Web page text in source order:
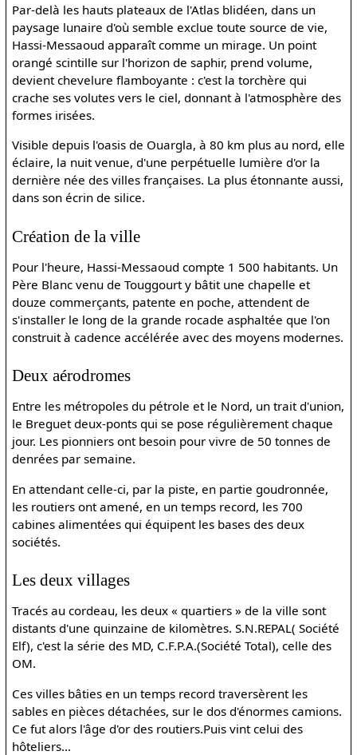
Par-delà les hauts plateaux de l'Atlas blidéen, dans un
paysage lunaire d'où semble exclue toute source de vie,
Hassi-Messaoud apparaît comme un mirage. Un point
orangé scintille sur l'horizon de saphir, prend volume,
devient chevelure flamboyante : c'est la torchère qui
crache ses volutes vers le ciel, donnant à l'atmosphère des
formes irisées.
Visible depuis l'oasis de Ouargla, à 80 km plus au nord, elle
éclaire, la nuit venue, d'une perpétuelle lumière d'or la
dernière née des villes françaises. La plus étonnante aussi,
dans son écrin de silice.
Création de la ville
Pour l'heure, Hassi-Messaoud compte 1 500 habitants. Un
Père Blanc venu de Touggourt y bâtit une chapelle et
douze commerçants, patente en poche, attendent de
s'installer le long de la grande rocade asphaltée que l'on
construit à cadence accélérée avec des moyens modernes.
Deux aérodromes
Entre les métropoles du pétrole et le Nord, un trait d'union,
le Breguet deux-ponts qui se pose régulièrement chaque
jour. Les pionniers ont besoin pour vivre de 50 tonnes de
denrées par semaine.
En attendant celle-ci, par la piste, en partie goudronnée,
les routiers ont amené, en un temps record, les 700
cabines alimentées qui équipent les bases des deux
sociétés.
Les deux villages
Tracés au cordeau, les deux « quartiers » de la ville sont
distants d'une quinzaine de kilomètres. S.N.REPAL( Société
Elf), c'est la série des MD, C.F.P.A.(Société Total), celle des
OM.
Ces villes bâties en un temps record traversèrent les
sables en pièces détachées, sur le dos d'énormes camions.
Ce fut alors l'âge d'or des routiers.Puis vint celui des
hôteliers...